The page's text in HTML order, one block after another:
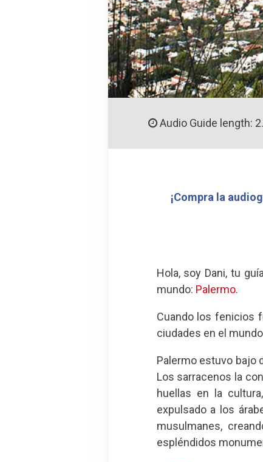
Audio Guide length:
¡Compra la
Hola, soy Dani, tu
mundo: Palermo.
Cuando los fenicios
ciudades en el
Palermo estuvo bajo
Los sarracenos la
huellas en la
expulsado a los
musulmanes,
espléndidos